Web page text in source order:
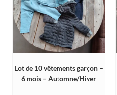
Lot de 10 vêtements garçon –
6 mois – Automne/Hiver